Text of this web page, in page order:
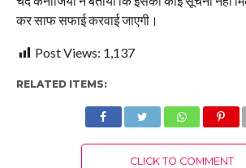
कर साफ सफाई करवाई जाएगी।
Post Views: 1,137
RELATED ITEMS:
CLICK TO COMMENT